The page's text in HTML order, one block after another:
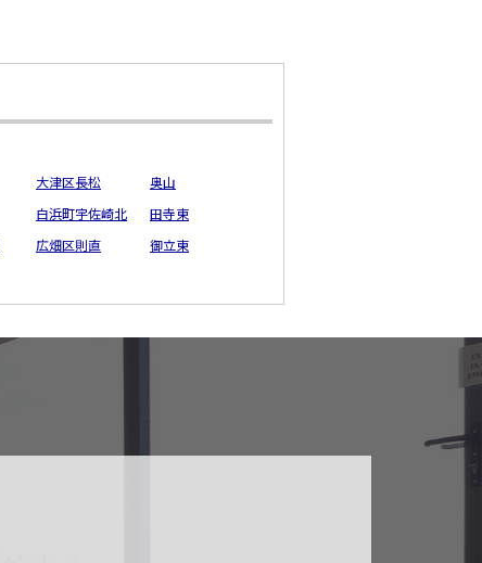
大津区長松
奥山
白浜町宇佐崎北
田寺東
広畑区則直
御立東